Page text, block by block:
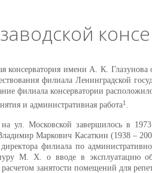
консерватория имени А. К.
филиала Ленинградской
филиала консерватории
и административная работа1 .
ул. Московской завершилось в
Маркович Касаткин (1938 –
филиала по
М. Х. о вводе в эксплуатацию
занятости помещений для